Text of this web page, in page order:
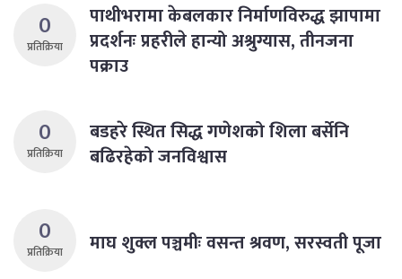
0
प्रतिक्रिया
पाथीभरामा केबलकार निर्माणविरुद्ध झापामा
प्रदर्शनः प्रहरीले हान्यो अश्रुग्यास, तीनजना
पक्राउ
0
प्रतिक्रिया
बडहरे स्थित सिद्ध गणेशको शिला बर्सेनि
बढिरहेको जनविश्वास
0
प्रतिक्रिया माघ शुक्ल पञ्चमीः वसन्त श्रवण, सरस्वती पूजा